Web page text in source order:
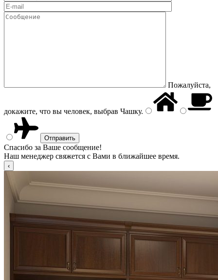
Пожалуйста,
докажите, что вы человек, выбрав Чашку.
Спасибо за Ваше сообщение!
Наш менеджер свяжется с Вами в ближайшее время.